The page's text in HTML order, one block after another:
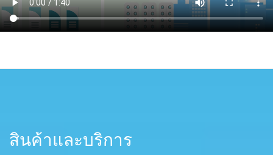
สินค้าและบริการ